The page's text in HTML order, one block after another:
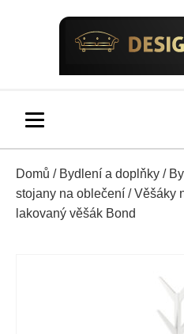
Domů / Bydlení a doplňky /
stojany na oblečení /Věšáky
lakovaný věšák Bond